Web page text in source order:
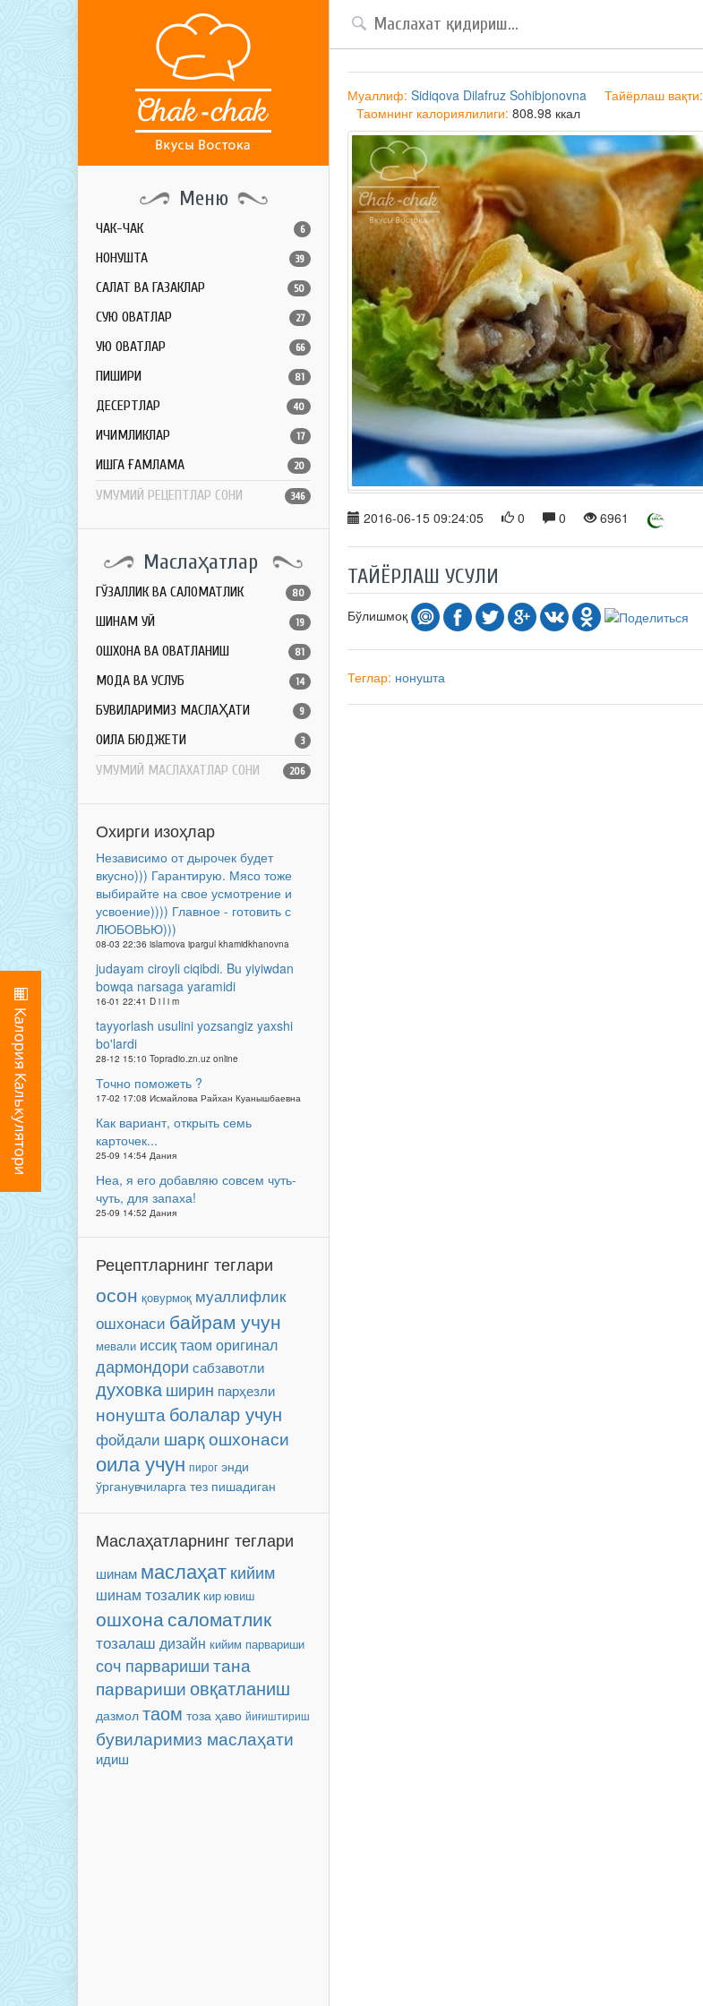
Меню
ЧАК-ЧАК 6
НОНУШТА 39
САЛАТ ВА ГАЗАКЛАР 50
СУЮҚ ОВҚАТЛАР 27
ҚУЮҚ ОВҚАТЛАР 66
ПИШИРИҚ 81
ДЕСЕРТЛАР 40
ИЧИМЛИКЛАР 17
ҚИШГА ҒАМЛАМА 20
УМУМИЙ РЕЦЕПТЛАР СОНИ 346
Маслаҳатлар
ГЎЗАЛЛИК ВА САЛОМАТЛИК 80
ШИНАМ УЙ 19
ОШХОНА ВА ОВҚАТЛАНИШ 81
МОДА ВА УСЛУБ 14
БУВИЛАРИМИЗ МАСЛАҲАТИ 9
ОИЛА БЮДЖЕТИ 3
УМУМИЙ МАСЛАХАТЛАР СОНИ 206
Охирги изоҳлар
Независимо от дырочек будет
вкусно))) Гарантирую. Мясо тоже
выбирайте на свое усмотрение и
усвоение)))) Главное - готовить с
ЛЮБОВЬЮ)))
08-03 22:36 islamova ipargul khamidkhanovna
judayam ciroyli ciqibdi. Bu yiyiwdan
bowqa narsaga yaramidi
16-01 22:41 D i l i m
tayyorlash usulini yozsangiz yaxshi
bo'lardi
28-12 15:10 Topradio.zn.uz online
Точно поможеть ?
17-02 17:08 Исмайлова Райхан Куанышбаевна
Как вариант, открыть семь
карточек...
25-09 14:54 Дания
Неа, я его добавляю совсем чуть-
чуть, для запаха!
25-09 14:52 Дания
Рецептларнинг теглари
осон қовурмоқ муаллифлик
ошхонаси байрам учун
мевали иссиқ таом оригинал
дармондори сабзавотли
духовкаширин парҳезли
нонушта болалар учун
фойдали шарқ ошхонаси
оила учун пирог энди
ўрганувчиларга тез пишадиган
Маслаҳатларнинг теглари
шинам маслаҳат кийим
шинам тозалик кир ювиш
ошхонасаломатлик
тозалаш дизайн кийим парвариши
соч парваришитана
парваришиовқатланиш
дазмол таом тоза ҳаво йиғиштириш
бувиларимиз маслаҳати
идиш
Муаллиф: Sidiqova Dilafruz Sohibjonovna Тайёрлаш вақти:
Таомнинг калориялилиги: 808.98 ккал
2016-06-15 09:24:05 0 0 6961
ТАЙЁРЛАШ УСУЛИ
Бўлишмоқ
Теглар: нонушта